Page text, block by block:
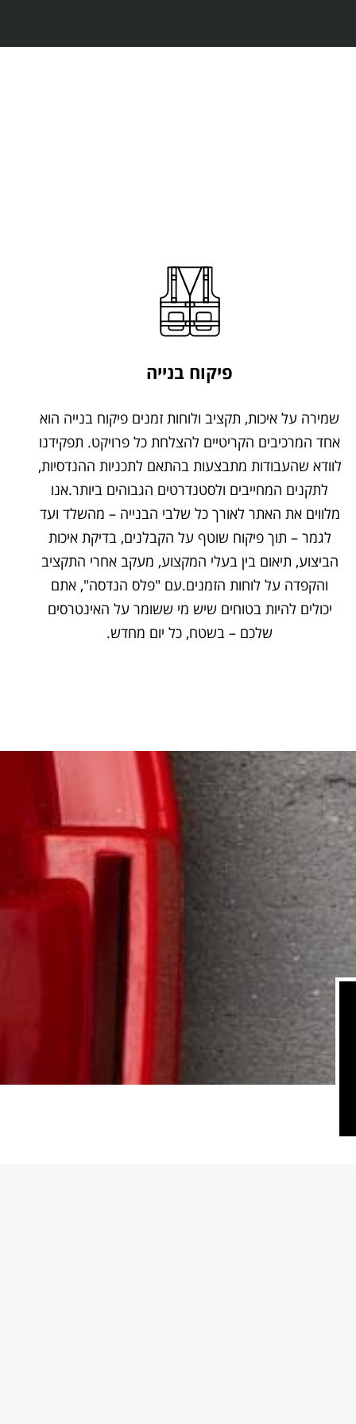
פיקוח בנייה
שמירה על איכות, תקציב ולוחות זמנים פיקוח בנייה הוא
אחד המרכיבים הקריטיים להצלחת כל פרויקט. תפקידנו
לוודא שהעבודות מתבצעות בהתאם לתכניות ההנדסיות,
לתקנים המחייבים ולסטנדרטים הגבוהים ביותר.אנו
מלווים את האתר לאורך כל שלבי הבנייה – מהשלד ועד
לגמר – תוך פיקוח שוטף על הקבלנים, בדיקת איכות
הביצוע, תיאום בין בעלי המקצוע, מעקב אחרי התקציב
והקפדה על לוחות הזמנים.עם "פלס הנדסה", אתם
יכולים להיות בטוחים שיש מי ששומר על האינטרסים
שלכם – בשטח, כל יום מחדש.